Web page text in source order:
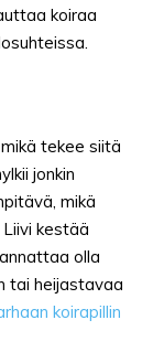
koiraa
tekee siitä
jonkin
mikä
kestää
olla
tai heijastavaa
koirapillin